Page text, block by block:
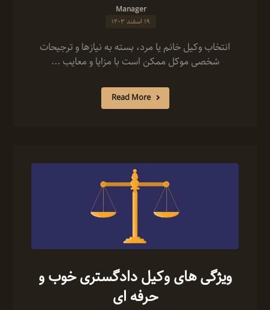
Manager
۱۹ اسفند ۱۴۰۳
انتخاب وکیل خانم یا مرد، بسته به نیازها و ترجیحات
شخصی موکل ممکن است با مزایا و معایب ...
Read More
ویژگی های وکیل دادگستری خوب و
حرفه ای